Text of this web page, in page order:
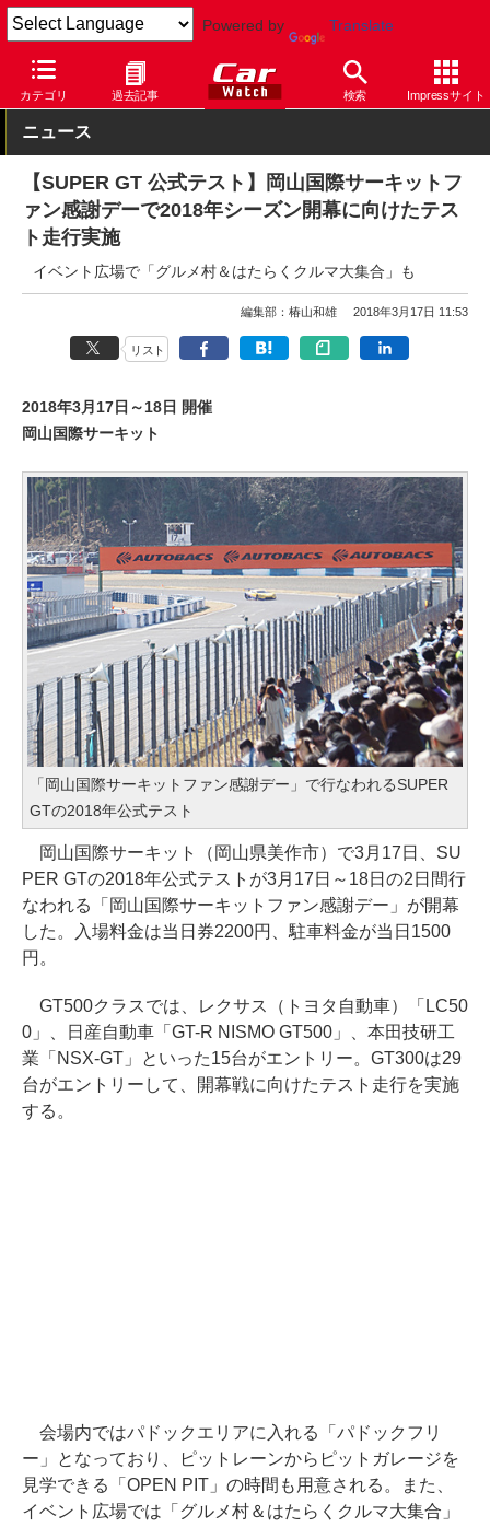
Powered by Translate
カテゴリ 過去記事 検索 Impressサイト
Car Watch モータースポーツ SUPER GT
ニュース
【SUPER GT 公式テスト】岡山国際サーキットフ
ァン感謝デーで2018年シーズン開幕に向けたテス
ト走行実施
イベント広場で「グルメ村＆はたらくクルマ大集合」も
編集部：椿山和雄 2018年3月17日 11:53
リスト
2018年3月17日～18日 開催
岡山国際サーキット
「岡山国際サーキットファン感謝デー」で行なわれるSUPER
GTの2018年公式テスト
岡山国際サーキット（岡山県美作市）で3月17日、SU
PER GTの2018年公式テストが3月17日～18日の2日間行
なわれる「岡山国際サーキットファン感謝デー」が開幕
した。入場料金は当日券2200円、駐車料金が当日1500
円。
GT500クラスでは、レクサス（トヨタ自動車）「LC50
0」、日産自動車「GT-R NISMO GT500」、本田技研工
業「NSX-GT」といった15台がエントリー。GT300は29
台がエントリーして、開幕戦に向けたテスト走行を実施
する。
会場内ではパドックエリアに入れる「パドックフリ
ー」となっており、ピットレーンからピットガレージを
見学できる「OPEN PIT」の時間も用意される。また、
イベント広場では「グルメ村＆はたらくクルマ大集合」